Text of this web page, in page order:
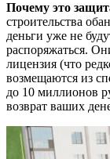
Почему это
строительства
деньги уже не
распоряжаться.
лицензия (что
возмещаются из
до 10 миллионов
возврат ваших